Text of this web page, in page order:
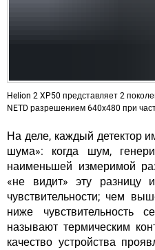
Helion 2 XP50 представляет 2
NETD разрешением 640x480 при
На деле, каждый детектор
шума»: когда шум,
наименьшей измеримой
«не видит» эту разницу
чувствительности; чем
ниже чувствительность
называют термическим
качество устройства